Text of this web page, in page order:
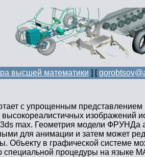
высшей математики ] [
с упрощенным представлением
изображений
max. Геометрия модели ФРУНДа
для анимации и затем может
Объекту в графической системе
процедуры на языке